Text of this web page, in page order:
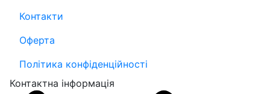
Контакти
Оферта
Політика конфіденційності
Контактна інформація